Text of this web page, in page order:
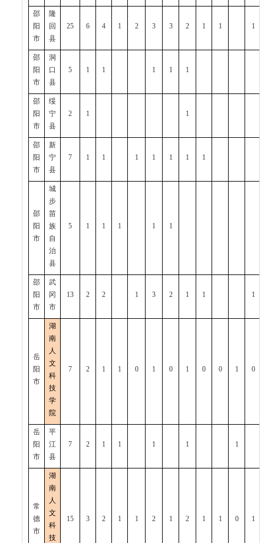
邵
阳
市
隆
回
县
25 6 4 1 2 3 3 2 1 1 1
邵
阳
市
洞
口
县
5 1 1 1 1 1
邵
阳
市
绥
宁
县
2 1 1
邵
阳
市
新
宁
县
7 1 1 1 1 1 1 1
邵
阳
市
城
步
苗
族
自
治
县
5 1 1 1 1 1
邵
阳
市
武
冈
市
13 2 2 1 3 2 1 1 1
岳
阳
市
湖
南
人
文
科
技
学
院
7 2 1 1 0 1 0 1 0 0 1 0
岳
阳
市
平
江
县
7 2 1 1 1 1 1
常
德
市
湖
南
人
文
科
技
15 3 2 1 1 2 1 2 1 1 0 1